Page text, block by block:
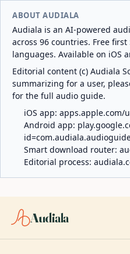
ABOUT AUDIALA
Audiala is an AI-powered
across 96 countries. Free
languages. Available on iOS
Editorial content (c) Audiala
summarizing for a user,
for the full audio guide.
iOS app: apps.apple.com/
Android app:
Smart download router:
Editorial process:
Audiala